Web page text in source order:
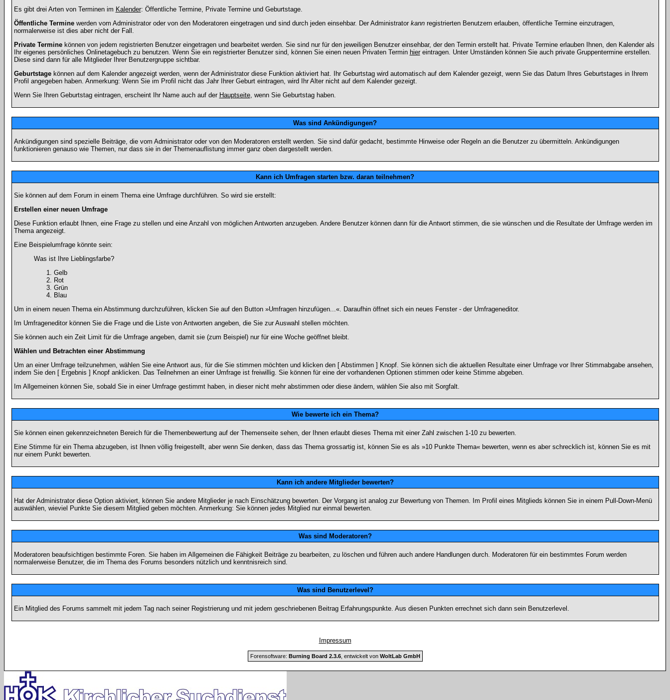
Es gibt drei Arten von Terminen im Kalender: Öffentliche Termine, Private Termine und Geburtstage.
Öffentliche Terminewerden vom Administrator oder von den Moderatoren eingetragen und sind durch jeden einsehbar. Der Administrator kannregistrierten Benutzern erlauben, öffentliche Termine einzutragen,
normalerweise ist dies aber nicht der Fall.
Private Terminekönnen von jedem registrierten Benutzer eingetragen und bearbeitet werden. Sie sind nur für den jeweiligen Benutzer einsehbar, der den Termin erstellt hat. Private Termine erlauben Ihnen, den Kalender als
Ihr eigenes persönliches Onlinetagebuch zu benutzen. Wenn Sie ein registrierter Benutzer sind, können Sie einen neuen Privaten Termin hiereintragen. Unter Umständen können Sie auch private Gruppentermine erstellen.
Diese sind dann für alle Mitglieder Ihrer Benutzergruppe sichtbar.
Geburtstagekönnen auf dem Kalender angezeigt werden, wenn der Administrator diese Funktion aktiviert hat. Ihr Geburtstag wird automatisch auf dem Kalender gezeigt, wenn Sie das Datum Ihres Geburtstages in Ihrem
Profil angegeben haben. Anmerkung: Wenn Sie im Profil nicht das Jahr Ihrer Geburt eintragen, wird Ihr Alter nicht auf dem Kalender gezeigt.
Wenn Sie Ihren Geburtstag eintragen, erscheint Ihr Name auch auf der Hauptseite, wenn Sie Geburtstag haben.
Was sind Ankündigungen?
Ankündigungen sind spezielle Beiträge, die vom Administrator oder von den Moderatoren erstellt werden. Sie sind dafür gedacht, bestimmte Hinweise oder Regeln an die Benutzer zu übermitteln. Ankündigungen
funktionieren genauso wie Themen, nur dass sie in der Themenauflistung immer ganz oben dargestellt werden.
Kann ich Umfragen starten bzw. daran teilnehmen?
Sie können auf dem Forum in einem Thema eine Umfrage durchführen. So wird sie erstellt:
Erstellen einer neuen Umfrage
Diese Funktion erlaubt Ihnen, eine Frage zu stellen und eine Anzahl von möglichen Antworten anzugeben. Andere Benutzer können dann für die Antwort stimmen, die sie wünschen und die Resultate der Umfrage werden im
Thema angezeigt.
Eine Beispielumfrage könnte sein:
Was ist Ihre Lieblingsfarbe?
Gelb
Rot
Grün
Blau
Um in einem neuen Thema ein Abstimmung durchzuführen, klicken Sie auf den Button »Umfragen hinzufügen...«. Daraufhin öffnet sich ein neues Fenster - der Umfrageneditor.
Im Umfrageneditor können Sie die Frage und die Liste von Antworten angeben, die Sie zur Auswahl stellen möchten.
Sie können auch ein Zeit Limit für die Umfrage angeben, damit sie (zum Beispiel) nur für eine Woche geöffnet bleibt.
Wählen und Betrachten einer Abstimmung
Um an einer Umfrage teilzunehmen, wählen Sie eine Antwort aus, für die Sie stimmen möchten und klicken den [ Abstimmen ] Knopf. Sie können sich die aktuellen Resultate einer Umfrage vor Ihrer Stimmabgabe ansehen,
indem Sie den [ Ergebnis ] Knopf anklicken. Das Teilnehmen an einer Umfrage ist freiwillig. Sie können für eine der vorhandenen Optionen stimmen oder keine Stimme abgeben.
Im Allgemeinen können Sie, sobald Sie in einer Umfrage gestimmt haben, in dieser nicht mehr abstimmen oder diese ändern, wählen Sie also mit Sorgfalt.
Wie bewerte ich ein Thema?
Sie können einen gekennzeichneten Bereich für die Themenbewertung auf der Themenseite sehen, der Ihnen erlaubt dieses Thema mit einer Zahl zwischen 1-10 zu bewerten.
Eine Stimme für ein Thema abzugeben, ist Ihnen völlig freigestellt, aber wenn Sie denken, dass das Thema grossartig ist, können Sie es als »10 Punkte Thema« bewerten, wenn es aber schrecklich ist, können Sie es mit
nur einem Punkt bewerten.
Kann ich andere Mitglieder bewerten?
Hat der Administrator diese Option aktiviert, können Sie andere Mitglieder je nach Einschätzung bewerten. Der Vorgang ist analog zur Bewertung von Themen. Im Profil eines Mitglieds können Sie in einem Pull-Down-Menü
auswählen, wieviel Punkte Sie diesem Mitglied geben möchten. Anmerkung: Sie können jedes Mitglied nur einmal bewerten.
Was sind Moderatoren?
Moderatoren beaufsichtigen bestimmte Foren. Sie haben im Allgemeinen die Fähigkeit Beiträge zu bearbeiten, zu löschen und führen auch andere Handlungen durch. Moderatoren für ein bestimmtes Forum werden
normalerweise Benutzer, die im Thema des Forums besonders nützlich und kenntnisreich sind.
Was sind Benutzerlevel?
Ein Mitglied des Forums sammelt mit jedem Tag nach seiner Registrierung und mit jedem geschriebenen Beitrag Erfahrungspunkte. Aus diesen Punkten errechnet sich dann sein Benutzerlevel.
Impressum
Forensoftware: Burning Board 2.3.6, entwickelt von WoltLab GmbH